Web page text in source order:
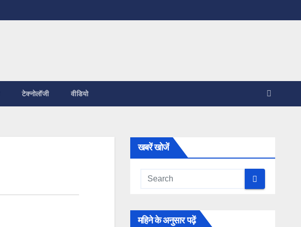
टेक्नोलॉजी वीडियो
खबरें खोजें
महिने के अनुसार पढ़ें